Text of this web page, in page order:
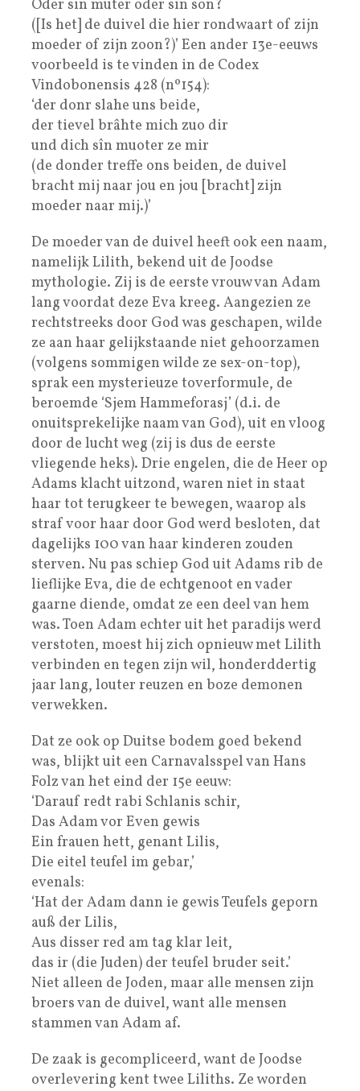
Oder sin muter oder sin son?
([Is het] de duivel die hier rondwaart of zijn
moeder of zijn zoon?)’ Een ander 13e-eeuws
voorbeeld is te vinden in de Codex
Vindobonensis 428 (nº154):
‘der donr slahe uns beide,
der tievel brâhte mich zuo dir
und dich sîn muoter ze mir
(de donder treffe ons beiden, de duivel
bracht mij naar jou en jou [bracht] zijn
moeder naar mij.)’
De moeder van de duivel heeft ook een naam,
namelijk Lilith, bekend uit de Joodse
mythologie. Zij is de eerste vrouw van Adam
lang voordat deze Eva kreeg. Aangezien ze
rechtstreeks door God was geschapen, wilde
ze aan haar gelijkstaande niet gehoorzamen
(volgens sommigen wilde ze sex-on-top),
sprak een mysterieuze toverformule, de
beroemde ‘Sjem Hammeforasj’ (d.i. de
onuitsprekelijke naam van God), uit en vloog
door de lucht weg (zij is dus de eerste
vliegende heks). Drie engelen, die de Heer op
Adams klacht uitzond, waren niet in staat
haar tot terugkeer te bewegen, waarop als
straf voor haar door God werd besloten, dat
dagelijks 100 van haar kinderen zouden
sterven. Nu pas schiep God uit Adams rib de
lieflijke Eva, die de echtgenoot en vader
gaarne diende, omdat ze een deel van hem
was. Toen Adam echter uit het paradijs werd
verstoten, moest hij zich opnieuw met Lilith
verbinden en tegen zijn wil, honderddertig
jaar lang, louter reuzen en boze demonen
verwekken.
Dat ze ook op Duitse bodem goed bekend
was, blijkt uit een Carnavalsspel van Hans
Folz van het eind der 15e eeuw:
‘Darauf redt rabi Schlanis schir,
Das Adam vor Even gewis
Ein frauen hett, genant Lilis,
Die eitel teufel im gebar,’
evenals:
‘Hat der Adam dann ie gewis Teufels geporn
auß der Lilis,
Aus disser red am tag klar leit,
das ir (die Juden) der teufel bruder seit.’
Niet alleen de Joden, maar alle mensen zijn
broers van de duivel, want alle mensen
stammen van Adam af.
De zaak is gecompliceerd, want de Joodse
overlevering kent twee Liliths. Ze worden